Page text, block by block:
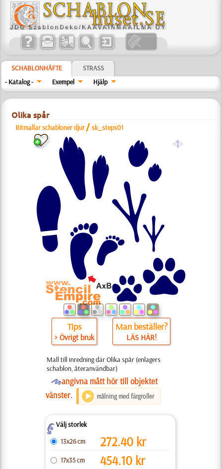
SCHABLONHÄFTE
STRASS
- Katalog -
Exempel Hjälp
Olika spår
Ritmallar schabloner djur /sk_steps01
a
Tips
> Övrigt bruk
Man beställer?
LÄS HÄR!
Mall till inredning där Olika spår (enlagers
schablon, återanvändbar)
Oangivna mått hör till objektet
vänster.
målning med färgroller
ZVälj storlek
13x26 cm
272.40 kr
17x35 cm 454.10 kr